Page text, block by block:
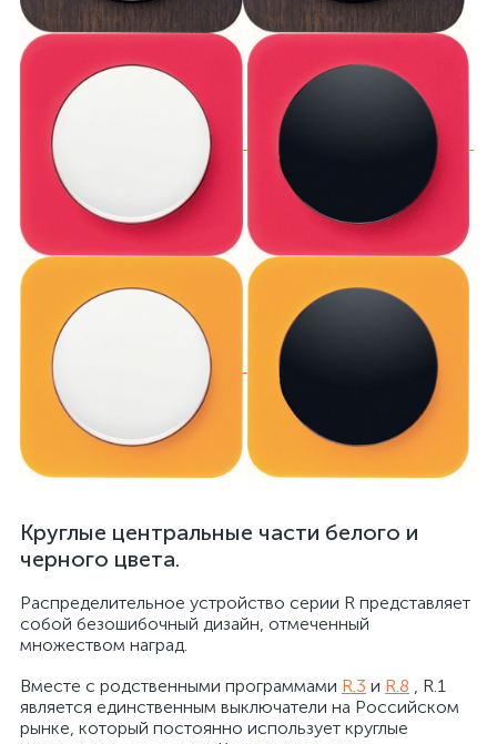
Круглые центральные части белого и
черного цвета.
Распределительное устройство серии R представляет
собой безошибочный дизайн, отмеченный
множеством наград.
Вместе с родственными программами R.3 и R.8 , R.1
является единственным выключатели на Российском
рынке, который постоянно использует круглые